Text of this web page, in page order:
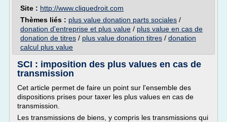
Site : http://www.cliquedroit.com
Thèmes liés : plus value donation parts sociales /
donation d'entreprise et plus value / plus value en cas de
donation de titres / plus value donation titres / donation
calcul plus value
SCI : imposition des plus values en cas de
transmission
Cet article permet de faire un point sur l'ensemble des
dispositions prises pour taxer les plus values en cas de
transmission.
Les transmissions de biens, y compris les transmissions qui